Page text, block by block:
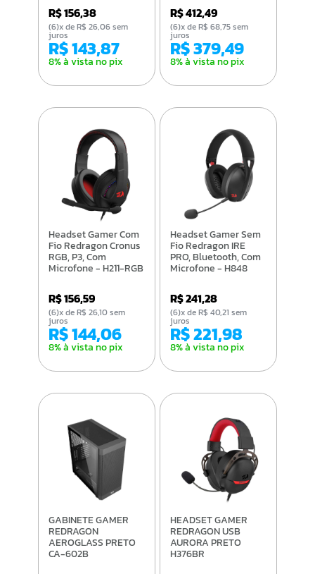
R$ 156,38
R$ 143,87
8% à vista no pix
(6)x de R$ 26,06 sem
juros
R$ 412,49
R$ 379,49
8% à vista no pix
(6)x de R$ 68,75 sem
juros
Headset Gamer Com
Fio Redragon Cronus
RGB, P3, Com
Microfone - H211-RGB
R$ 156,59
R$ 144,06
8% à vista no pix
(6)x de R$ 26,10 sem
juros
Headset Gamer Sem
Fio Redragon IRE
PRO, Bluetooth, Com
Microfone - H848
R$ 241,28
R$ 221,98
8% à vista no pix
(6)x de R$ 40,21 sem
juros
GABINETE GAMER
REDRAGON
AEROGLASS PRETO
CA-602B
HEADSET GAMER
REDRAGON USB
AURORA PRETO
H376BR